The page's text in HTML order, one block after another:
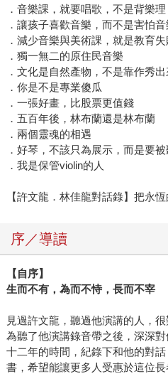
．音樂課，就要唱歌，不是背樂理
．讓孩子喜歡音樂，而不是害怕音
．減少音樂與美術課，就是教育失
．獨一無二的原住民音樂
．文化是自然產物，不是靠作秀出
．你是不是專業傻瓜
．一張好畫，比股票更值錢
．五百年後，林布蘭還是林布蘭
．兩個靈魂的相遇
．好琴，不該只為展示，而是要被
．我是保管violin的人
【許文龍．林佳龍對話錄】把永
序／導讀
【自序】
生而不有，為而不恃，長而不宰
見過許文龍，聽過他演講的人，
為聽了他演講錄音帶之後，深深
十二年的時間，紀錄下和他的對
書，希望能讓更多人受惠於這位長